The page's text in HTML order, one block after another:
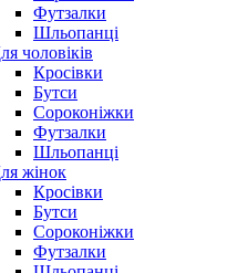
Футзалки
Шльопанці
чоловіків
Кросівки
Бутси
Сороконіжки
Футзалки
Шльопанці
жінок
Кросівки
Бутси
Сороконіжки
Футзалки